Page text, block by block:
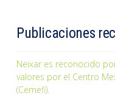
Publicaciones
Neixar es reconocido
valores por el Centro
(Cemefi).